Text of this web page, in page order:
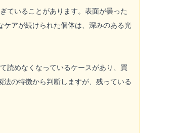
ていることがあります。表面が曇った
アが続けられた個体は、深みのある光
読めなくなっているケースがあり、買
の特徴から判断しますが、残っている